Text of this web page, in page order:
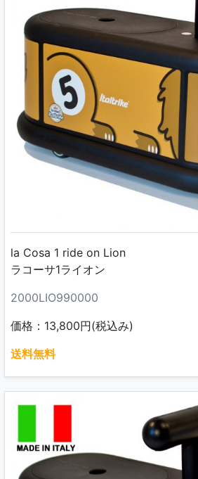
la Cosa 1 ride on Lion
ラコーサ1ライオン
2000LIO990000
価格：13,800円(税込み)
送料無料